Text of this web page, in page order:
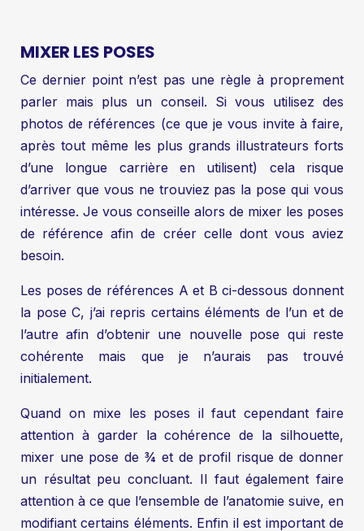
MIXER LES POSES
Ce dernier point n’est pas une règle à proprement
parler mais plus un conseil. Si vous utilisez des
photos de références (ce que je vous invite à faire,
après tout même les plus grands illustrateurs forts
d’une longue carrière en utilisent) cela risque
d’arriver que vous ne trouviez pas la pose qui vous
intéresse. Je vous conseille alors de mixer les poses
de référence afin de créer celle dont vous aviez
besoin.
Les poses de références A et B ci-dessous donnent
la pose C, j’ai repris certains éléments de l’un et de
l’autre afin d’obtenir une nouvelle pose qui reste
cohérente mais que je n’aurais pas trouvé
initialement.
Quand on mixe les poses il faut cependant faire
attention à garder la cohérence de la silhouette,
mixer une pose de ¾ et de profil risque de donner
un résultat peu concluant. Il faut également faire
attention à ce que l’ensemble de l’anatomie suive, en
modifiant certains éléments. Enfin il est important de